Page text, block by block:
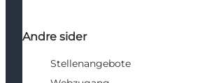
Andre sider
Stellenangebote